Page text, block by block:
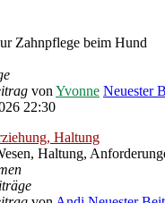
Zahnpflege beim Hund
von Yvonne Neuester
22:30
Haltung
Haltung,